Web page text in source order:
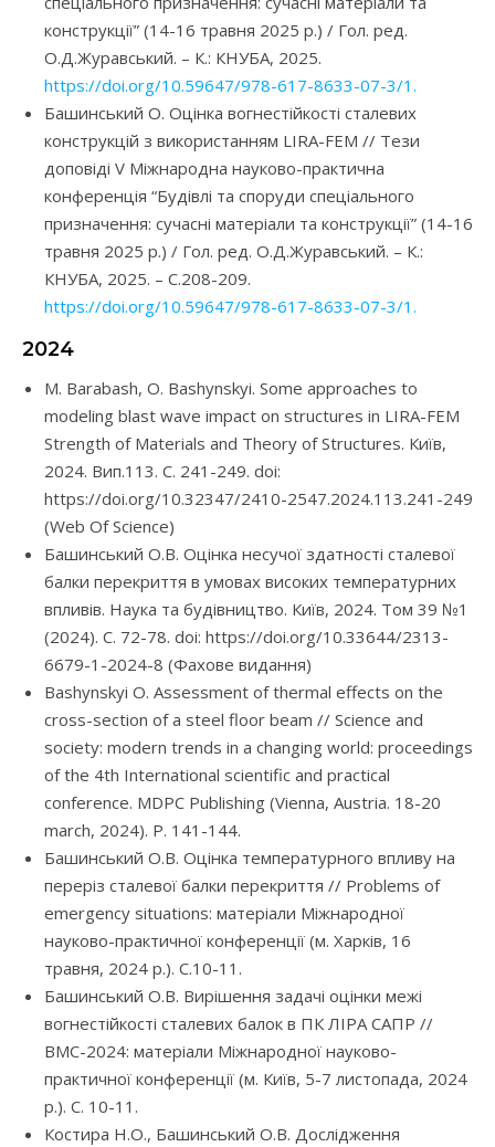
конструкції” (14-16 травня 2025 р.) / Гол. ред.
О.Д.Журавський. – К.: КНУБА, 2025.
https://doi.org/10.59647/978-617-8633-07-3/1.
Башинський О. Оцінка вогнестійкості сталевих
конструкцій з використанням LIRA-FEM // Тези
доповіді V Міжнародна науково-практична
конференція “Будівлі та споруди спеціального
призначення: сучасні матеріали та конструкції” (14-16
травня 2025 р.) / Гол. ред. О.Д.Журавський. – К.:
КНУБА, 2025. – С.208-209.
https://doi.org/10.59647/978-617-8633-07-3/1.
2024
M. Barabash, O. Bashynskyi. Some approaches to
modeling blast wave impact on structures in LIRA-FEM
Strength of Materials and Theory of Structures. Київ,
2024. Вип.113. С. 241-249. doi:
https://doi.org/10.32347/2410-2547.2024.113.241-249
(Web Of Science)
Башинський О.В. Оцінка несучої здатності сталевої
балки перекриття в умовах високих температурних
впливів. Наука та будівництво. Київ, 2024. Том 39 №1
(2024). С. 72-78. doi: https://doi.org/10.33644/2313-
6679-1-2024-8 (Фахове видання)
Bashynskyi O. Assessment of thermal effects on the
cross-section of a steel floor beam // Science and
society: modern trends in a changing world: proceedings
of the 4th International scientific and practical
conference. MDPC Publishing (Vienna, Austria. 18-20
march, 2024). P. 141-144.
Башинський О.В. Оцінка температурного впливу на
переріз сталевої балки перекриття // Problems of
emergency situations: матеріали Міжнародної
науково-практичної конференції (м. Харків, 16
травня, 2024 р.). С.10-11.
Башинський О.В. Вирішення задачі оцінки межі
вогнестійкості сталевих балок в ПК ЛІРА САПР //
BMC-2024: матеріали Міжнародної науково-
практичної конференції (м. Київ, 5-7 листопада, 2024
р.). С. 10-11.
Костира Н.О., Башинський О.В. Дослідження